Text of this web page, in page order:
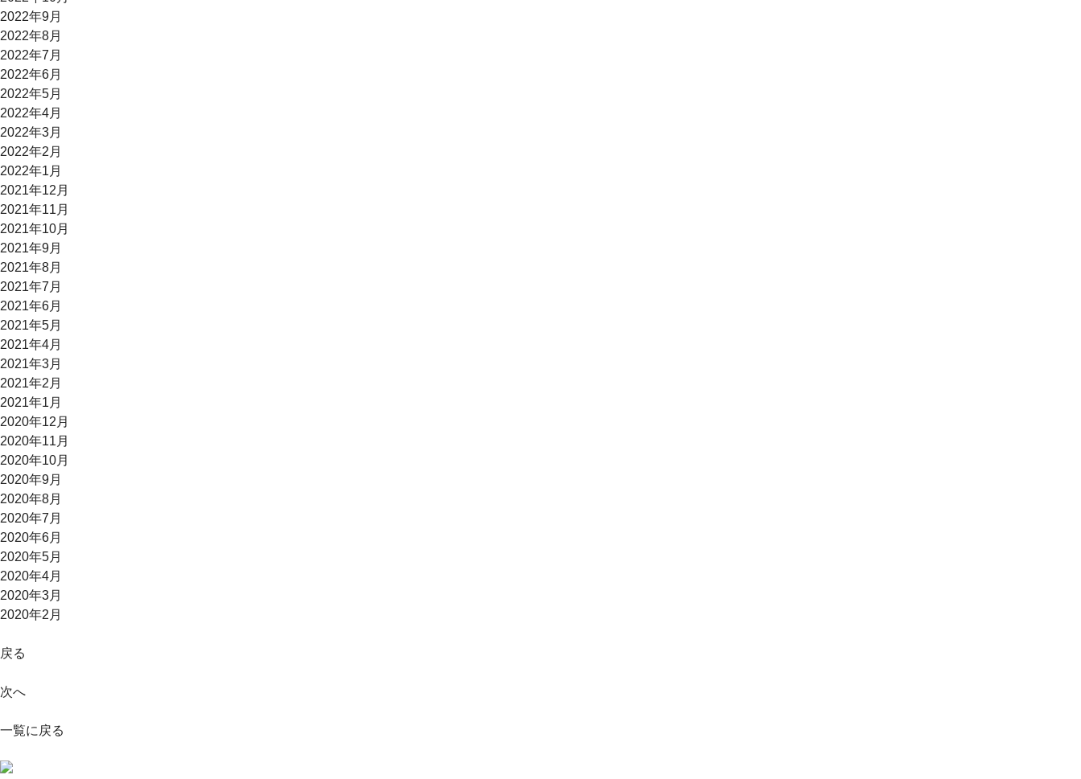
2022年9月
2022年8月
2022年7月
2022年6月
2022年5月
2022年4月
2022年3月
2022年2月
2022年1月
2021年12月
2021年11月
2021年10月
2021年9月
2021年8月
2021年7月
2021年6月
2021年5月
2021年4月
2021年3月
2021年2月
2021年1月
2020年12月
2020年11月
2020年10月
2020年9月
2020年8月
2020年7月
2020年6月
2020年5月
2020年4月
2020年3月
2020年2月
戻る
次へ
一覧に戻る